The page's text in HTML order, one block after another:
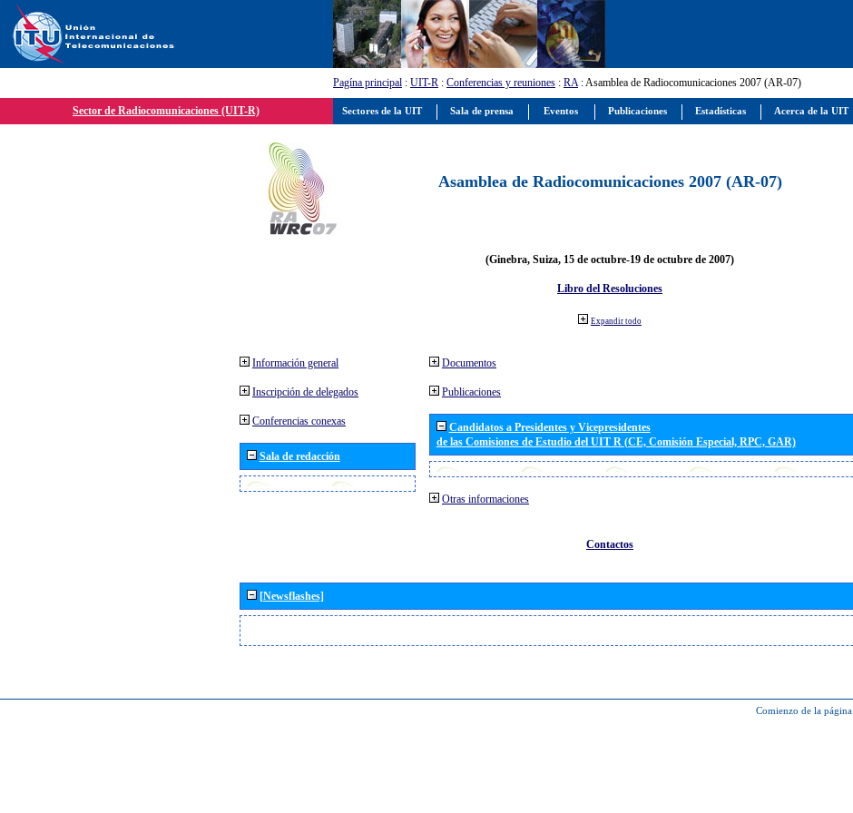
Pagína principal : UIT-R : Conferencias y reuniones : RA: Asamblea de Radiocomunicaciones 2007 (AR-07)
Sector de Radiocomunicaciones (UIT-R)
Asamblea de Radiocomunicaciones 2007 (AR-07)
(Ginebra, Suiza, 15 de octubre-19 de octubre de 2007)
Libro del Resoluciones
Expandir todo
Información general
Inscripción de delegados
Conferencias conexas
Sala de redacción
Documentos
Publicaciones
Candidatos a Presidentes y Vicepresidentes
de las Comisiones de Estudio del UIT R (CE, Comisión Especial, RPC, GAR)
Otras informaciones
Contactos
[Newsflashes]
Comienzo de la página
Sectores de la UIT Sala de prensa Eventos Publicaciones Estadísticas Acerca de la UIT